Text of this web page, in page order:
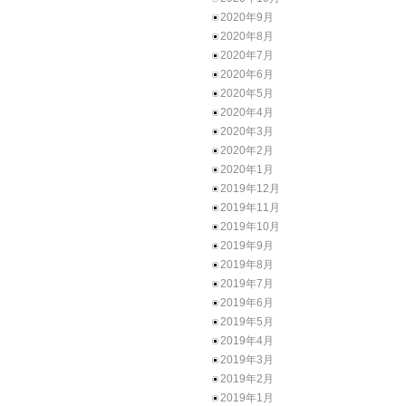
2020年9月
2020年8月
2020年7月
2020年6月
2020年5月
2020年4月
2020年3月
2020年2月
2020年1月
2019年12月
2019年11月
2019年10月
2019年9月
2019年8月
2019年7月
2019年6月
2019年5月
2019年4月
2019年3月
2019年2月
2019年1月